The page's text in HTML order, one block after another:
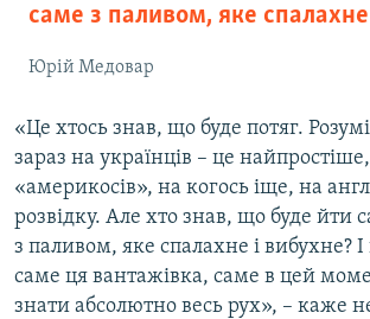
саме з паливом, яке
Юрій Медовар
«Це хтось знав, що буде потяг.
зараз на українців – це
«америкосів», на когось іще, на
розвідку. Але хто знав, що буде йти
з паливом, яке спалахне і вибухне?
саме ця вантажівка, саме в цей
знати абсолютно весь рух», – каже